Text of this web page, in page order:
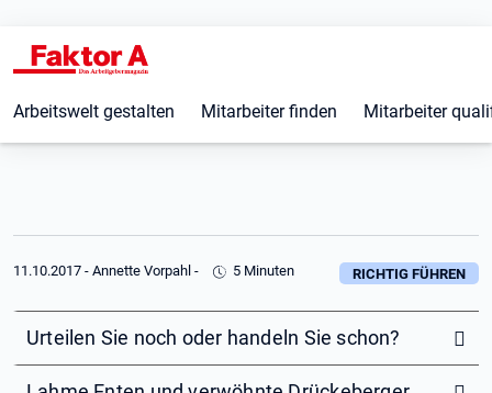
Arbeitswelt gestalten Mitarbeiter finden Mitarbeiter
11.10.2017 - Annette Vorpahl - 5 Minuten RICHTIG FÜHREN
Urteilen Sie noch oder handeln Sie schon?